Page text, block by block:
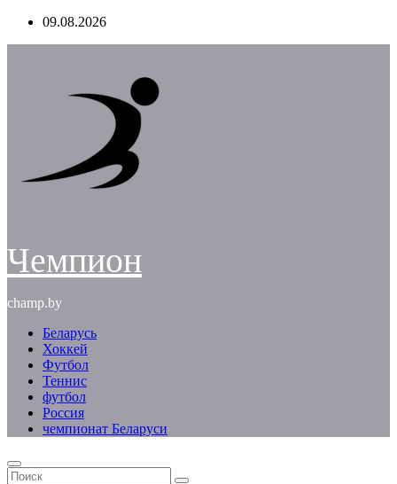
Перейти09.08.2026
Чемпион
champ.by
Беларусь
Хоккей
Футбол
Теннис
футбол
Россия
чемпионат Беларуси